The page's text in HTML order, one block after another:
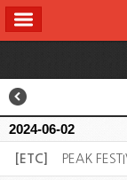
2024-06-02
[ETC] PEAK